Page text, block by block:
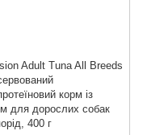
Adult Tuna All Breeds
корм із
для дорослих собак
400 г